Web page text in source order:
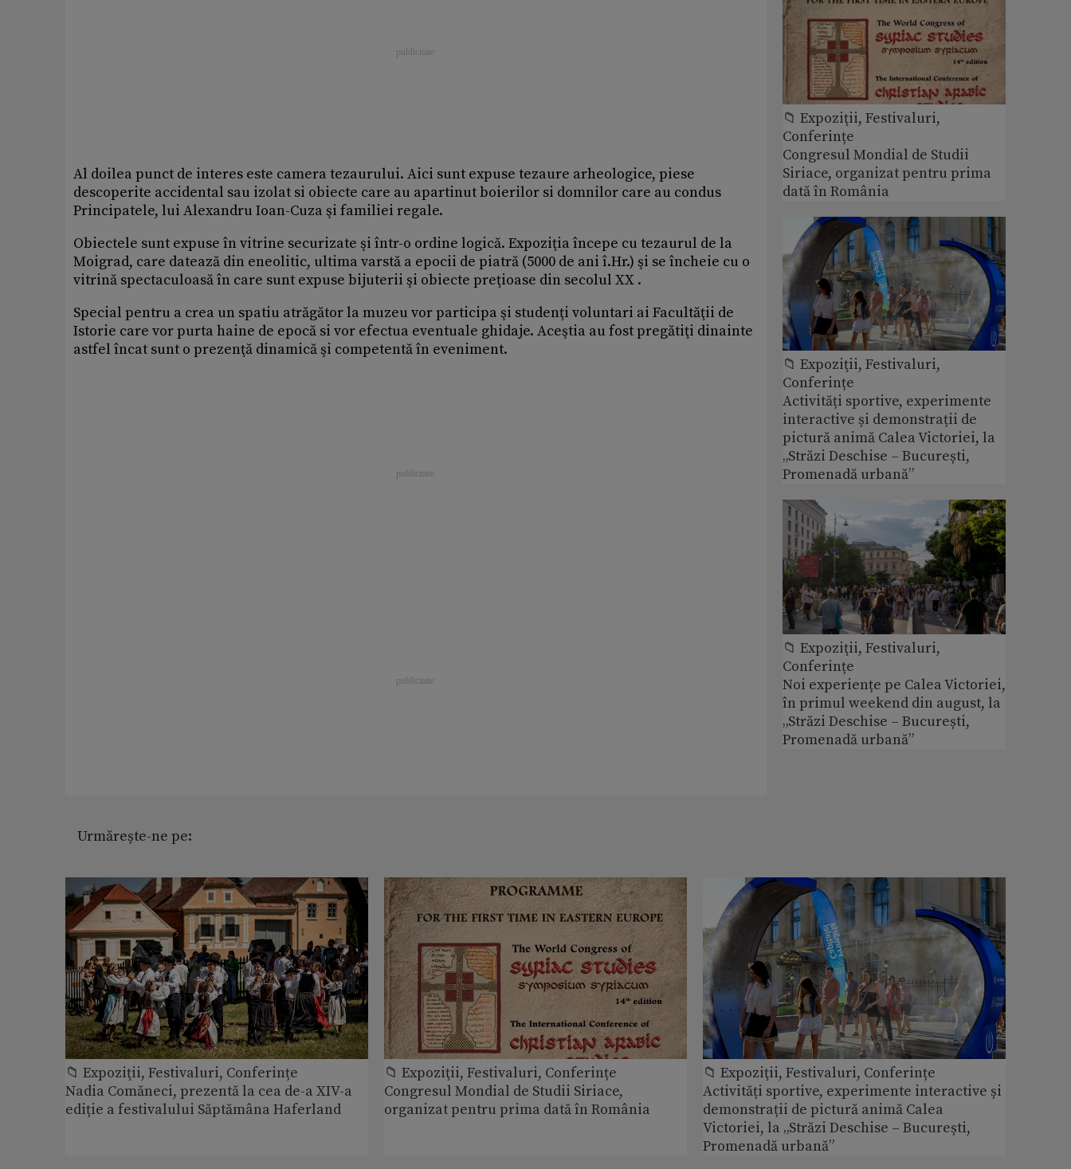
Al doilea punct de interes este camera tezaurului. Aici sunt expuse tezaure arheologice, piese
descoperite accidental sau izolat si obiecte care au apartinut boierilor si domnilor care au condus
Principatele, lui Alexandru Ioan-Cuza şi familiei regale.
Obiectele sunt expuse în vitrine securizate şi într-o ordine logică. Expoziţia începe cu tezaurul de la
Moigrad, care datează din eneolitic, ultima varstă a epocii de piatră (5000 de ani î.Hr.) şi se încheie cu o
vitrină spectaculoasă în care sunt expuse bijuterii şi obiecte preţioase din secolul XX .
Special pentru a crea un spatiu atrăgător la muzeu vor participa şi studenţi voluntari ai Facultăţii de
Istorie care vor purta haine de epocă si vor efectua eventuale ghidaje. Aceştia au fost pregătiţi dinainte
astfel încat sunt o prezenţă dinamică şi competentă în eveniment.
Urmărește-ne pe:
📁 Expoziţii, Festivaluri,
Conferințe
Congresul Mondial de Studii
Siriace, organizat pentru prima
dată în România
📁 Expoziţii, Festivaluri,
Conferințe
Activități sportive, experimente
interactive și demonstrații de
pictură animă Calea Victoriei, la
„Străzi Deschise – București,
Promenadă urbană”
📁 Expoziţii, Festivaluri,
Conferințe
Noi experiențe pe Calea Victoriei,
în primul weekend din august, la
„Străzi Deschise – București,
Promenadă urbană”
📁 Expoziţii, Festivaluri, Conferințe
Nadia Comăneci, prezentă la cea de-a XIV-a
ediție a festivalului Săptămâna Haferland
📁 Expoziţii, Festivaluri, Conferințe
Congresul Mondial de Studii Siriace,
organizat pentru prima dată în România
📁 Expoziţii, Festivaluri, Conferințe
Activități sportive, experimente interactive și
demonstrații de pictură animă Calea
Victoriei, la „Străzi Deschise – București,
Promenadă urbană”